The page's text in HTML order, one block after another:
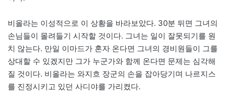
비올라는 이성적으로 이 상황을 바라보았다. 30분 뒤면 그녀의
손님들이 몰려들기 시작할 것이다. 그녀는 일이 잘못되기를 원
치 않는다. 만일 이마드가 혼자 온다면 그녀의 경비원들이 그를
상대할 수 있겠지만 그가 누군가와 함께 온다면 문제는 심각해
질 것이다. 비올라는 와지흐 장군의 손을 잡아당기며 나르지스
를 진정시키고 있던 사디야를 가리켰다.